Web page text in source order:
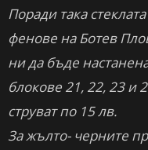
Поради така
фенове на Ботев
ни да бъде
блокове 21, 22, 23 и
струват по 15 лв.
За жълто- черните